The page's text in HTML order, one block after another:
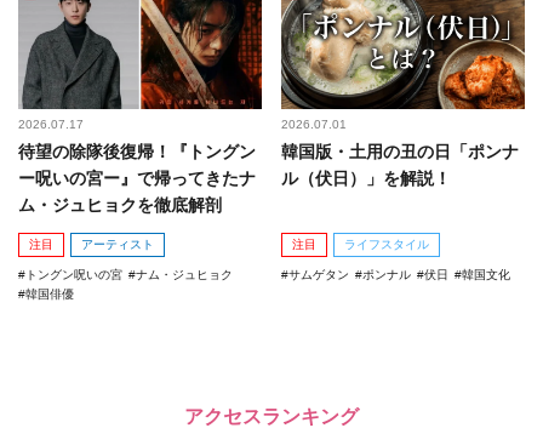
2026.07.17
待望の除隊後復帰！『トングン
ー呪いの宮ー』で帰ってきたナ
ム・ジュヒョクを徹底解剖
注目 アーティスト
トングン呪いの宮
ナム・ジュヒョク
韓国俳優
2026.07.01
韓国版・土用の丑の日「ポンナ
ル（伏日）」を解説！
注目 ライフスタイル
サムゲタン ポンナル 伏日 韓国文化
アクセスランキング